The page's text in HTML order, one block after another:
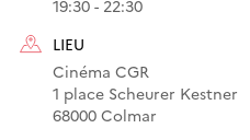
19:30 - 22:30
LIEU
Cinéma CGR
1 place Scheurer Kestner
68000 Colmar